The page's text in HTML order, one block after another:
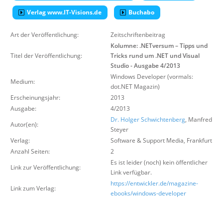
Über uns
Suche
Verlag www.IT-Visions.de Buchabo
Art der Veröffentlichung: Zeitschriftenbeitrag
Titel der Veröffentlichung:
Kolumne: .NETversum – Tipps und
Tricks rund um .NET und Visual
Studio - Ausgabe 4/2013
Medium:
Windows Developer (vormals:
dot.NET Magazin)
Erscheinungsjahr:
2013
Ausgabe:
4/2013
Autor(en):
Dr. Holger Schwichtenberg, Manfred
Steyer
Verlag:
Software & Support Media, Frankfurt
Anzahl Seiten:
2
Link zur Veröffentlichung:
Es ist leider (noch) kein öffentlicher
Link verfügbar.
Link zum Verlag:
https://entwickler.de/magazine-
ebooks/windows-developer